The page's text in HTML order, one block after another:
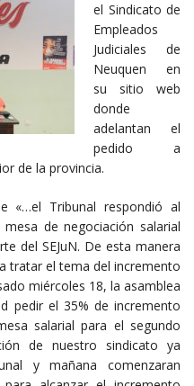
el Sindicato de
Empleados
Judiciales de
Neuquen en
su sitio web
donde
adelantan el
pedido a
de la provincia.
«…el Tribunal respondió al
de negociación salarial
del SEJuN. De esta manera
tratar el tema del incremento
miércoles 18, la asamblea
pedir el 35% de incremento
salarial para el segundo
de nuestro sindicato ya
y mañana comenzaran